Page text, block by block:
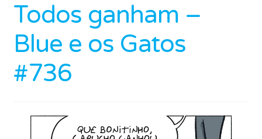
Todos ganham –
Blue e os Gatos
#736